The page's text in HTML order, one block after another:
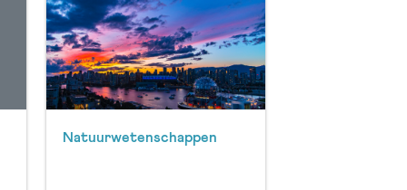
Natuurwetenschappen